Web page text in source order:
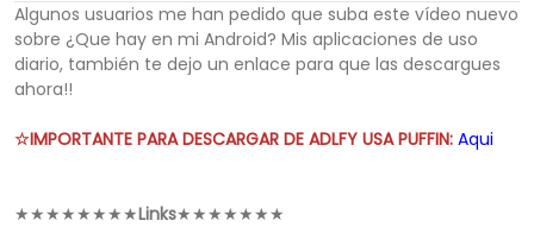
Algunos usuarios me han pedido que suba este vídeo nuevo
sobre ¿Que hay en mi Android? Mis aplicaciones de uso
diario, también te dejo un enlace para que las descargues
ahora!!
☆IMPORTANTE PARA DESCARGAR DE ADLFY USA PUFFIN: Aqui
★★★★★★★★Links★★★★★★★